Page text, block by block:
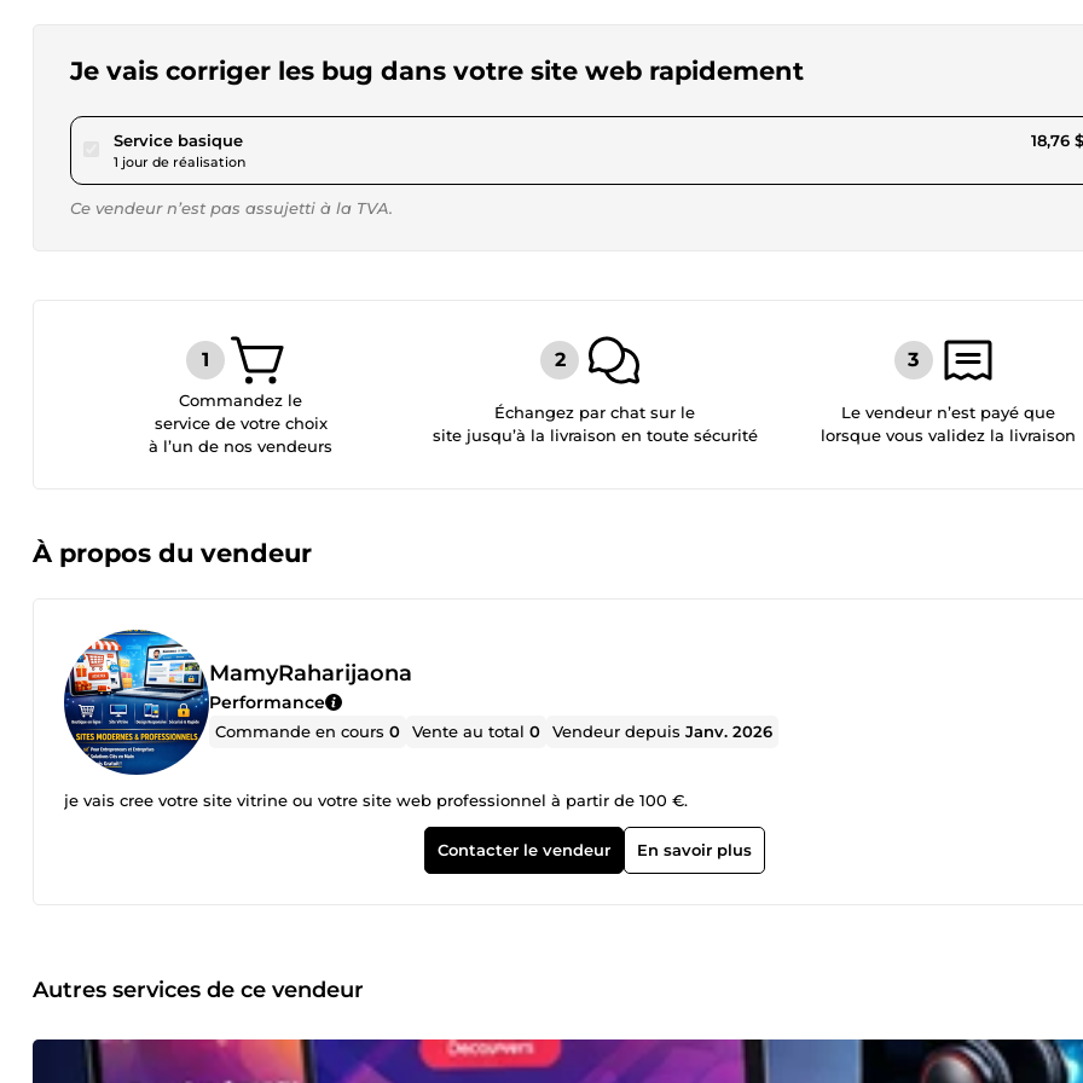
Je vais corriger les bug dans votre site web rapidement
Service basiquepour 17,28 $US
1 jour de réalisation
18,76
Ce vendeur n’est pas assujetti à la TVA.
Commandez le
service de votre choix
à l’un de nos vendeurs
Échangez par chat sur le
site jusqu’à la livraison en toute sécurité
Le vendeur n’est payé que
lorsque vous validez la livraison
À propos du vendeur
MamyRaharijaona
Performance
Commande en cours0 Vente au total0 Vendeur depuisJanv. 2026
je vais cree votre site vitrine ou votre site web professionnel à partir de 100 €.
Contacter le vendeur En savoir plus
Autres services de ce vendeur